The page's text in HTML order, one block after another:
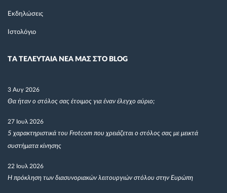
Εκδηλώσεις
Ιστολόγιο
TΑ ΤΕΛΕΥΤΑΙΑ ΝΕΑ ΜΑΣ ΣΤΟ BLOG
3 Αυγ 2026
Θα ήταν ο στόλος σας έτοιμος για έναν έλεγχο αύριο;
27 Ιουλ 2026
5 χαρακτηριστικά του Frotcom που χρειάζεται ο στόλος σας με μεικτά
συστήματα κίνησης
22 Ιουλ 2026
Η πρόκληση των διασυνοριακών λειτουργιών στόλου στην Ευρώπη